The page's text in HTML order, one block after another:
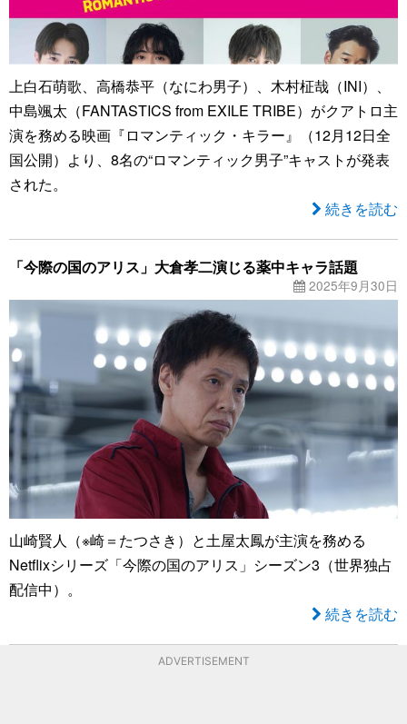
上白石萌歌、高橋恭平（なにわ男子）、木村柾哉（INI）、
中島颯太（FANTASTICS from EXILE TRIBE）がクアトロ主
演を務める映画『ロマンティック・キラー』（12月12日全
国公開）より、8名の“ロマンティック男子”キャストが発表
された。
続きを読む
「今際の国のアリス」大倉孝二演じる薬中キャラ話題
2025年9月30日
山崎賢人（※崎＝たつさき）と土屋太鳳が主演を務める
Netflixシリーズ「今際の国のアリス」シーズン3（世界独占
配信中）。
続きを読む
ADVERTISEMENT